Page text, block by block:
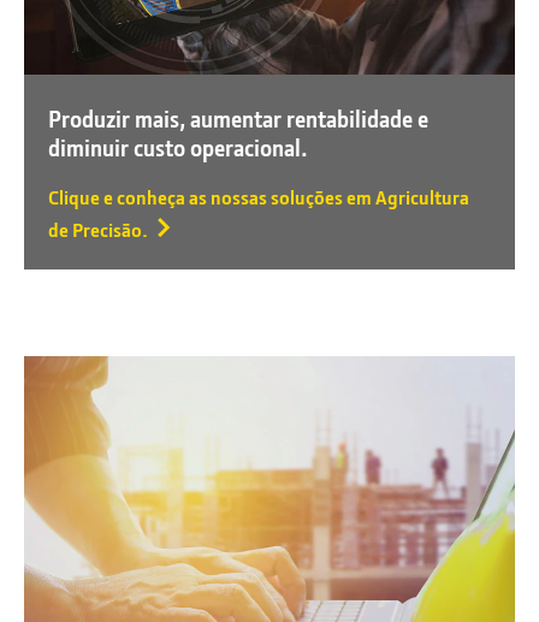
Produzir mais, aumentar rentabilidade e
diminuir custo operacional.
Clique e conheça as nossas soluções em Agricultura
de Precisão.